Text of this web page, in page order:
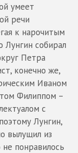
умеет
речи
к нарочитым
Лунгин собирал
Петра
конечно же,
Иваном
Филиппом –
с
Лунгин,
вылущил из
понравилось